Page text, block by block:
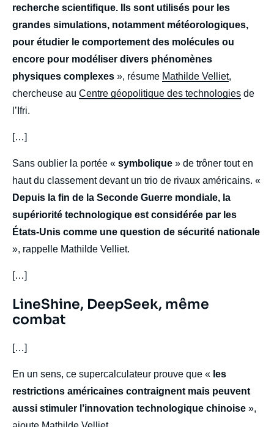
recherche scientifique. Ils sont utilisés pour les
grandes simulations, notamment météorologiques,
pour étudier le comportement des molécules ou
encore pour modéliser divers phénomènes
physiques complexes », résume Mathilde Velliet,
chercheuse au Centre géopolitique des technologies de
l’Ifri.
[…]
Sans oublier la portée « symbolique » de trôner tout en
haut du classement devant un trio de rivaux américains. «
Depuis la fin de la Seconde Guerre mondiale, la
supériorité technologique est considérée par les
États-Unis comme une question de sécurité nationale
», rappelle Mathilde Velliet.
[…]
Titre
Edito
LineShine, DeepSeek, même
combat
body
[…]
En un sens, ce supercalculateur prouve que « les
restrictions américaines contraignent mais peuvent
aussi stimuler l’innovation technologique chinoise »,